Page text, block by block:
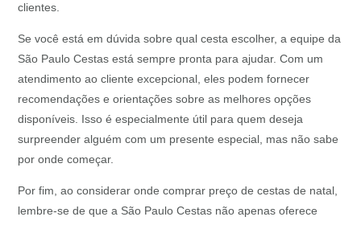
clientes.
Se você está em dúvida sobre qual cesta escolher, a equipe da
São Paulo Cestas está sempre pronta para ajudar. Com um
atendimento ao cliente excepcional, eles podem fornecer
recomendações e orientações sobre as melhores opções
disponíveis. Isso é especialmente útil para quem deseja
surpreender alguém com um presente especial, mas não sabe
por onde começar.
Por fim, ao considerar onde comprar preço de cestas de natal,
lembre-se de que a São Paulo Cestas não apenas oferece